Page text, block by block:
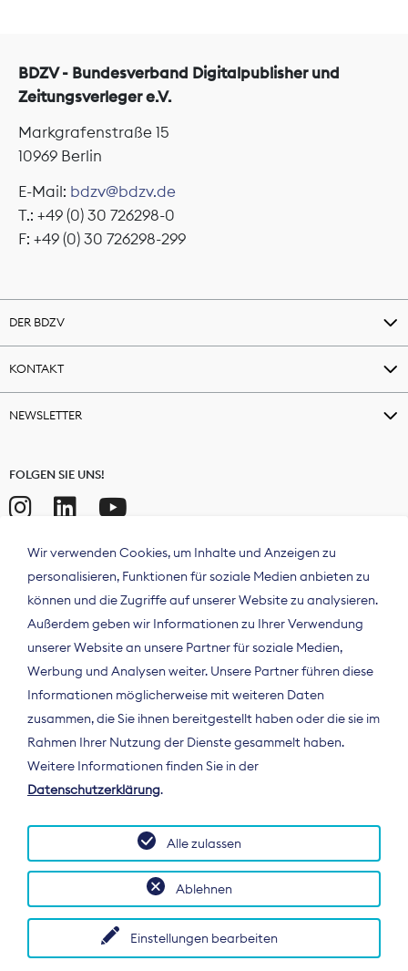
BDZV - Bundesverband Digitalpublisher und
Zeitungsverleger e.V.
Markgrafenstraße 15
10969 Berlin
E-Mail: bdzv@bdzv.de
T.: +49 (0) 30 726298-0
F: +49 (0) 30 726298-299
DER BDZV
KONTAKT
NEWSLETTER
FOLGEN SIE UNS!
Der Bundesverband Digitalpublisher und
Zeitungsverleger (BDZV) vertritt als
Spitzenorganisation die Interessen der
Deutschland und auf EU-Ebene.
© 2026 BDZV. All rights reserved.
Wir verwenden Cookies, um Inhalte und Anzeigen zu
personalisieren, Funktionen für soziale Medien anbieten zu
können und die Zugriffe auf unserer Website zu analysieren.
Außerdem geben wir Informationen zu Ihrer Verwendung
unserer Website an unsere Partner für soziale Medien,
Werbung und Analysen weiter. Unsere Partner führen diese
Informationen möglicherweise mit weiteren Daten
zusammen, die Sie ihnen bereitgestellt haben oder die sie im
Rahmen Ihrer Nutzung der Dienste gesammelt haben.
Weitere Informationen finden Sie in der
Datenschutzerklärung.
Einstellungen bearbeiten
Ablehnen
Alle zulassen